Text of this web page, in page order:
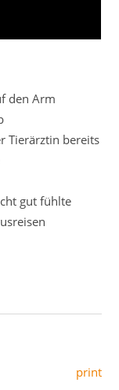
den Arm
Tierärztin bereits
gut fühlte
print